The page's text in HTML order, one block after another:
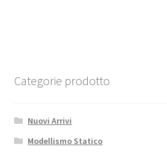
quantità
Categorie prodotto
Nuovi Arrivi
Modellismo Statico